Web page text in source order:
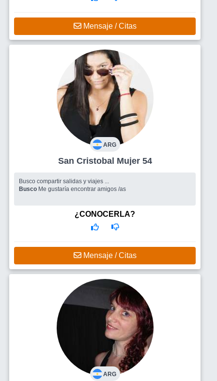
Mensaje / Citas
ARG
San Cristobal Mujer 54
Busco compartir salidas y viajes ...
Busco Me gustaría encontrar amigos /as
¿CONOCERLA?
Mensaje / Citas
ARG